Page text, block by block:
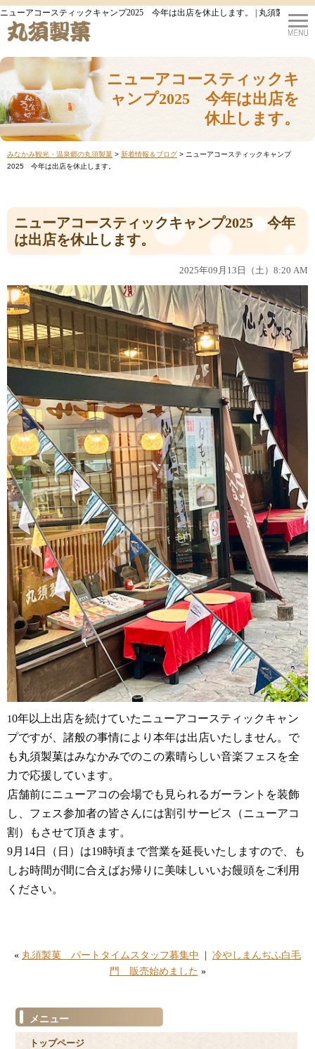
ニューアコースティックキャンプ2025 今年は出店を休止します。 | 丸須製菓
ニューアコースティックキ
ャンプ2025 今年は出店を
休止します。
みなかみ観光・温泉郷の丸須製菓 > 新着情報＆ブログ > ニューアコースティックキャンプ
2025 今年は出店を休止します。
ニューアコースティックキャンプ2025 今年
は出店を休止します。
2025年09月13日（土）8:20 AM
1 0年以上出店を続けていたニューアコースティックキャン
プですが、諸般の事情により本年は出店いたしません。で
も丸須製菓はみなかみでのこの素晴らしい音楽フェスを全
力で応援しています。
店舗前にニューアコの会場でも見られるガーラントを装飾
し、フェス参加者の皆さんには割引サービス（ニューアコ
割）もさせて頂きます。
9月14日（日）は19時頃まで営業を延長いたしますので、も
しお時間が間に合えばお帰りに美味しいいお饅頭をご利用
ください。
« 丸須製菓 パートタイムスタッフ募集中
冷やしまんぢふ白毛
門 販売始めました »
メニュー
トップページ